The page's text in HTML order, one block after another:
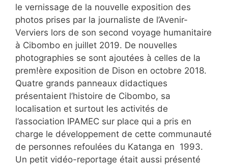
le vernissage de la nouvelle exposition des
photos prises par la journaliste de l’Avenir-
Verviers lors de son second voyage humanitaire
à Cibombo en juillet 2019. De nouvelles
photographies se sont ajoutées à celles de la
prem!ère exposition de Dison en octobre 2018.
Quatre grands panneaux didactiques
présentaient l’histoire de Cibombo, sa
localisation et surtout les activités de
l’association IPAMEC sur place qui a pris en
charge le développement de cette communauté
de personnes refoulées du Katanga en 1993.
Un petit vidéo-reportage était aussi présenté